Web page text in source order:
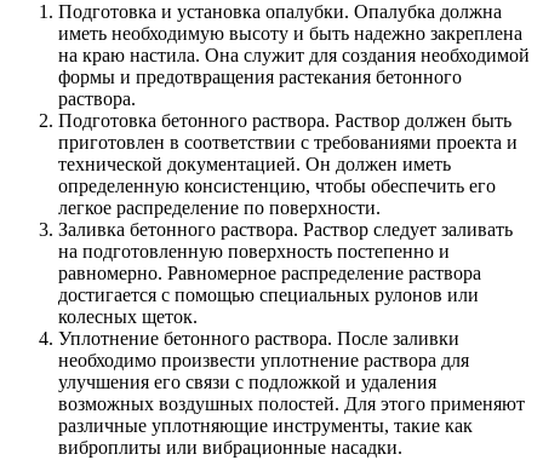
Подготовка и установка опалубки. Опалубка должна
иметь необходимую высоту и быть надежно закреплена
на краю настила. Она служит для создания необходимой
формы и предотвращения растекания бетонного
раствора.
Подготовка бетонного раствора. Раствор должен быть
приготовлен в соответствии с требованиями проекта и
технической документацией. Он должен иметь
определенную консистенцию, чтобы обеспечить его
легкое распределение по поверхности.
Заливка бетонного раствора. Раствор следует заливать
на подготовленную поверхность постепенно и
равномерно. Равномерное распределение раствора
достигается с помощью специальных рулонов или
колесных щеток.
Уплотнение бетонного раствора. После заливки
необходимо произвести уплотнение раствора для
улучшения его связи с подложкой и удаления
возможных воздушных полостей. Для этого применяют
различные уплотняющие инструменты, такие как
виброплиты или вибрационные насадки.